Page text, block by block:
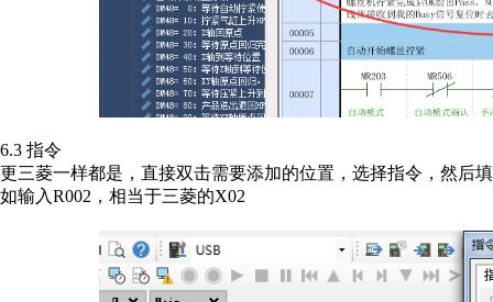
6.3 指令
更三菱一样都是，直接双击需要添加的位置，选择指令，然后
如输入R002，相当于三菱的X02